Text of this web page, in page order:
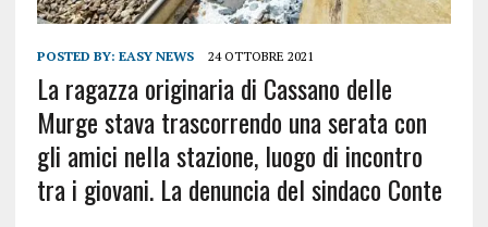
POSTED BY: EASY NEWS 24 OTTOBRE 2021
La ragazza originaria di Cassano delle
Murge stava trascorrendo una serata con
gli amici nella stazione, luogo di incontro
tra i giovani. La denuncia del sindaco Conte